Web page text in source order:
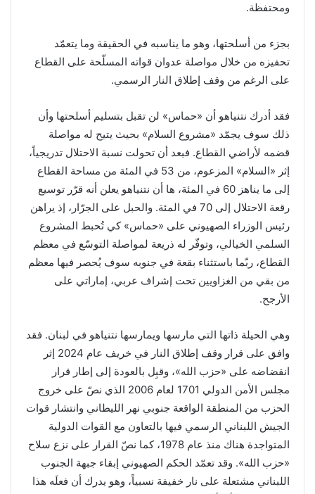
ومحتفظة.
بجزء من أسلحتها، وهو ما يناسبه في الحقيقة وما يتعمّد
تحفيزه من خلال مواصلة عدوان قواته المسلّحة على القطاع
على الرغم من وقف إطلاق النار الرسمي.
فقد أدرك نتنياهو أن «حماس» لن تقبل بتسليم أسلحتها وأن
ذلك سوف يجمّد «مشروع السلام» بحيث يتيح له مواصلة
قضمه لأراضي القطاع. فبعد أن تحولت نسبة الاحتلال تدريجياً،
إثر «السلام» المزعوم، من 53 في المئة من مساحة القطاع
إلى ما يناهز 60 في المئة، ها أن نتنياهو يعلن أنه قرّر توسيع
رقعة الاحتلال إلى 70 في المئة. والحبل على الجرّار، إذ يراهن
رئيس الوزراء الصهيوني على «حماس» كي تُحبط المشروع
السلمي الخيالي، وتوفّر له ذريعة لمواصلة التوسّع في معظم
القطاع، ربّما باستثناء بقعة في جنوبه سوف يُحصر فيها معظم
من بقي من الغزاويين تحت إشراف عربي، إماراتي على
الأرجح.
وهي الحيلة ذاتها التي مارسها ويمارسها نتنياهو في لبنان. فقد
وافق على قرار وقف إطلاق النار في خريف عام 2024 إثر
انقضاضه على «حزب الله»، وقبِل بالعودة إلى إطار قرار
مجلس الأمن الدولي 1701 لعام 2006 الذي نصّ على خروج
الحزب من المنطقة الواقعة جنوبي نهر الليطاني وانتشار قوات
الجيش اللبناني الرسمي فيها بالتعاون مع القوات الدولية
المتواجدة هناك منذ عام 1978، كما نصّ القرار على نزع سلاح
«حزب الله». وقد تعمّد الحكم الصهيوني إبقاء جبهة الجنوب
اللبناني مشتعلة على نار خفيفة نسبياً، وهو يدرك أن فعلَه هذا